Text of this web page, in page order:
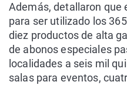
Además, detallaron que
para ser utilizado los
diez productos de alta
de abonos especiales
localidades a seis mil
salas para eventos,